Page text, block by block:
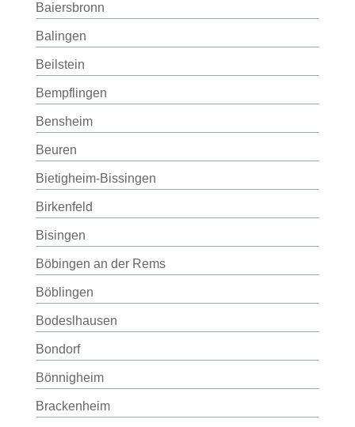
Baiersbronn
Balingen
Beilstein
Bempflingen
Bensheim
Beuren
Bietigheim-Bissingen
Birkenfeld
Bisingen
Böbingen an der Rems
Böblingen
Bodeslhausen
Bondorf
Bönnigheim
Brackenheim